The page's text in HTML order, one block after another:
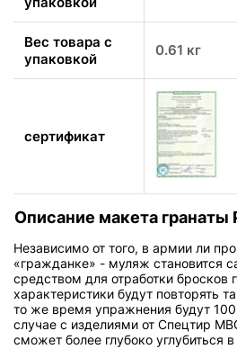
Вес товара с
упаковкой
0.61 кг
сертификат
Описание макета
Независимо от того, в армии ли
«гражданке» - муляж становится
средством для отработки бросков
характеристики будут повторять
то же время упражнения будут
случае с изделиями от Спецтир
сможет более глубоко углубиться